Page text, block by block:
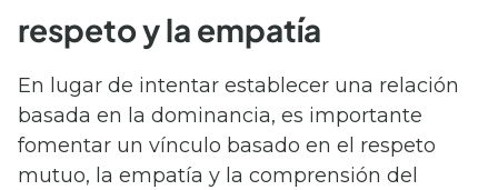
respeto y la empatía
En lugar de intentar establecer una relación
basada en la dominancia, es importante
fomentar un vínculo basado en el respeto
mutuo, la empatía y la comprensión del